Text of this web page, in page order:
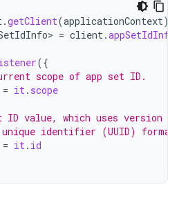
.getClient(applicationContext)
= client.appSetIdInfo
({
scope of app set ID.
= it. scope
ID value, which uses version
identifier (UUID)
= it. id